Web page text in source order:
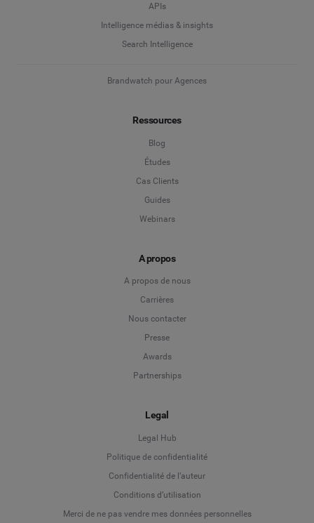
APIs
Intelligence médias & insights
Search Intelligence
Brandwatch pour Agences
Ressources
Blog
Études
Cas Clients
Guides
Webinars
A propos
A propos de nous
Carrières
Nous contacter
Presse
Awards
Partnerships
Legal
Legal Hub
Politique de confidentialité
Confidentialité de l’auteur
Conditions d’utilisation
Merci de ne pas vendre mes données personnelles
Deutsch